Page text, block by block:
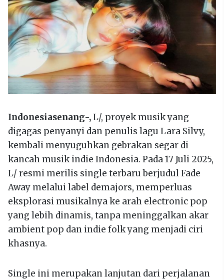
Indonesiasenang-,L/, proyek musik yang
digagas penyanyi dan penulis lagu Lara Silvy,
kembali menyuguhkan gebrakan segar di
kancah musik indie Indonesia. Pada 17 Juli 2025,
L/ resmi merilis single terbaru berjudul Fade
Away melalui label demajors, memperluas
eksplorasi musikalnya ke arah electronic pop
yang lebih dinamis, tanpa meninggalkan akar
ambient pop dan indie folk yang menjadi ciri
khasnya.
Single ini merupakan lanjutan dari perjalanan